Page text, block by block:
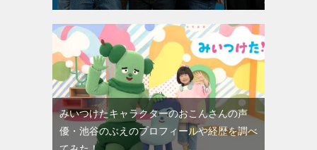
みいつけたキャラクターのおこんさんの声
優・池谷のぶえのプロフィールや経歴を調べ